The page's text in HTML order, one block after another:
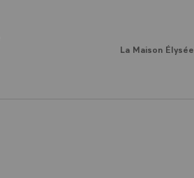
La Maison Élysée